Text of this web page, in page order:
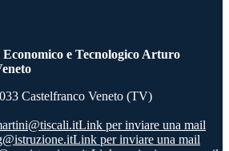
e Tecnologico Arturo
Castelfranco Veneto (TV)
Link per inviare una mail
Link per inviare una mail